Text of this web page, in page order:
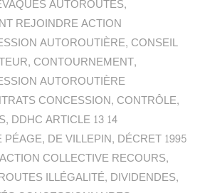
AUTOROUTES,
REJOINDRE ACTION
AUTOROUTIÈRE, CONSEIL
, CONTOURNEMENT,
AUTOROUTIÈRE
CONCESSION, CONTRÔLE,
, DDHC ARTICLE 13 14
PÉAGE, DE VILLEPIN, DÉCRET 1995
COLLECTIVE RECOURS,
ILLÉGALITÉ, DIVIDENDES,